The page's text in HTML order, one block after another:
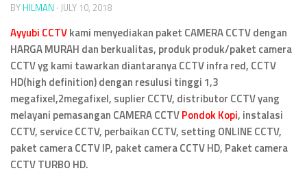
BY HILMAN · JULY 10, 2018
Ayyubi CCTVkami menyediakan paket CAMERA CCTV dengan
HARGA MURAH dan berkualitas, produk produk/paket camera
CCTV yg kami tawarkan diantaranya CCTV infra red, CCTV
HD(high definition) dengan resulusi tinggi 1,3
megafixel,2megafixel, suplier CCTV, distributor CCTV yang
melayani pemasangan CAMERA CCTVPondok Kopi, instalasi
CCTV, service CCTV, perbaikan CCTV, setting ONLINE CCTV,
paket camera CCTV IP, paket camera CCTV HD, Paket camera
CCTV TURBO HD.